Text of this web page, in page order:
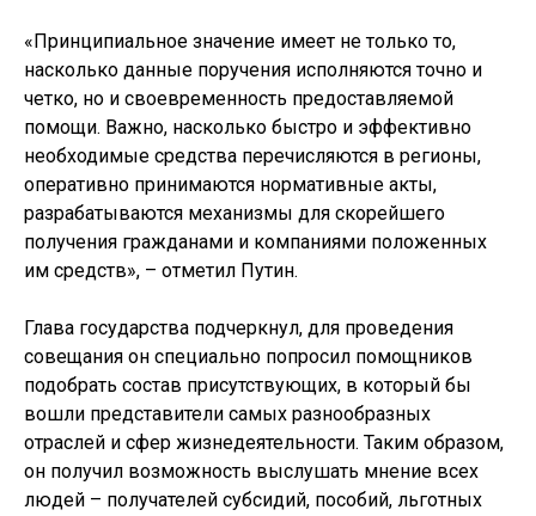
«Принципиальное значение имеет не только то,
насколько данные поручения исполняются точно и
четко, но и своевременность предоставляемой
помощи. Важно, насколько быстро и эффективно
необходимые средства перечисляются в регионы,
оперативно принимаются нормативные акты,
разрабатываются механизмы для скорейшего
получения гражданами и компаниями положенных
им средств», – отметил Путин.
Глава государства подчеркнул, для проведения
совещания он специально попросил помощников
подобрать состав присутствующих, в который бы
вошли представители самых разнообразных
отраслей и сфер жизнедеятельности. Таким образом,
он получил возможность выслушать мнение всех
людей – получателей субсидий, пособий, льготных